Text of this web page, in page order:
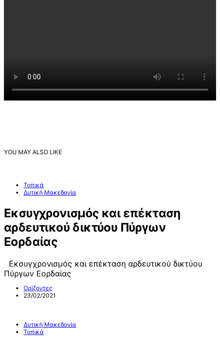
YOU MAY ALSO LIKE
Τοπικά
Δυτική Μακεδονία
Εκσυγχρονισμός και επέκταση
αρδευτικού δικτύου Πύργων
Εορδαίας
Εκσυγχρονισμός και επέκταση αρδευτικού δικτύου
Πύργων Εορδαίας
Ορίζοντες
23/02/2021
Δυτική Μακεδονία
Τοπικά